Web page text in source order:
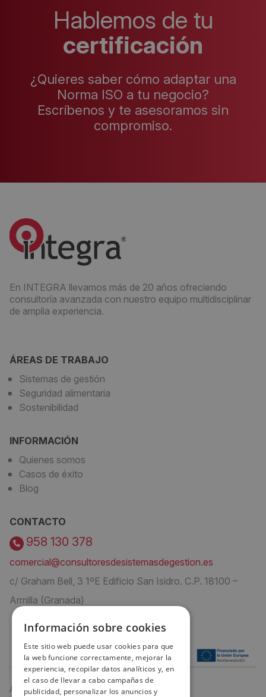
Hablemos de tu
certificación
¿Quieres saber cómo adaptar una
Norma ISO a tu negocio?
Escríbenos y te asesoramos sin
compromiso.
En INTEGRA llevamos más de 20 años ofreciendo
consultoría avanzada con nuestro equipo multidisciplinar
de amplia experiencia.
ÁREAS DE TRABAJO
Sistemas de gestión
Seguridad alimentaria
Sostenibilidad
INFORMACIÓN
Quienes somos
Casos de éxito
Blog
CONTACTO
958 130 378
comercial@consultoresdesistemasdegestion.es
c/ Graham Bell, 3 1ºE Edificio San Isidro. C.P. 18100 –
Armilla (Granada)
Aviso Legal
Información sobre cookies
Este sitio web puede usar cookies para que
la web funcione correctamente, mejorar la
experiencia, recopilar datos analíticos y, en
el caso de llevar a cabo campañas de
publicidad, personalizar los anuncios y